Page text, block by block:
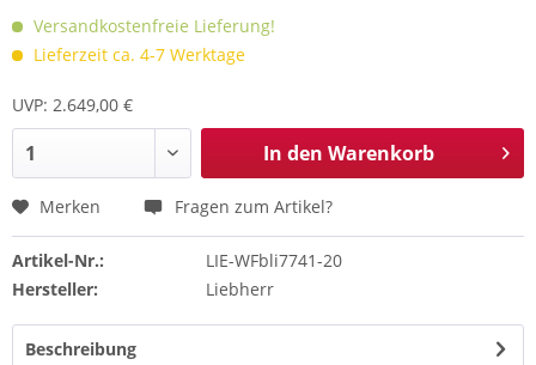
Versandkostenfreie Lieferung!
Lieferzeit ca. 4-7 Werktage
UVP: 2.649,00 €
In den Warenkorb
Merken Fragen zum Artikel?
Artikel-Nr.:
LIE-WFbli7741-20
Hersteller:
Liebherr
Beschreibung